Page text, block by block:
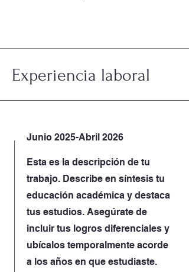
Experiencia laboral
Junio 2025-Abril 2026
Esta es la descripción de tu
trabajo. Describe en síntesis tu
educación académica y destaca
tus estudios. Asegúrate de
incluir tus logros diferenciales y
ubícalos temporalmente acorde
a los años en que estudiaste.